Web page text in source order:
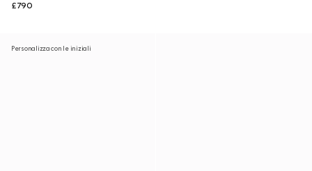
£790
Personalizza con le iniziali